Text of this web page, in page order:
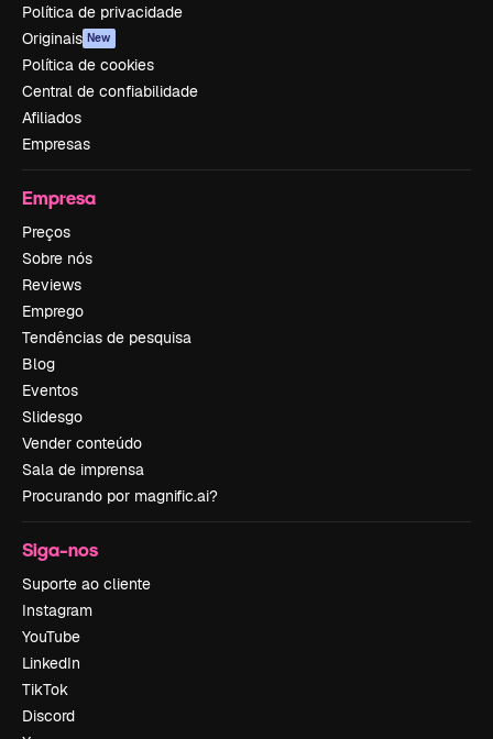
Política de privacidade
Originais New
Política de cookies
Central de confiabilidade
Afiliados
Empresas
Empresa
Preços
Sobre nós
Reviews
Emprego
Tendências de pesquisa
Blog
Eventos
Slidesgo
Vender conteúdo
Sala de imprensa
Procurando por magnific.ai?
Siga-nos
Suporte ao cliente
Instagram
YouTube
LinkedIn
TikTok
Discord